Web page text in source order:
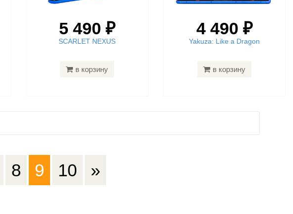
5 490 ₽
SCARLET NEXUS
в корзину
4 490 ₽
Yakuza: Like a Dragon
в корзину
8 9 10 »